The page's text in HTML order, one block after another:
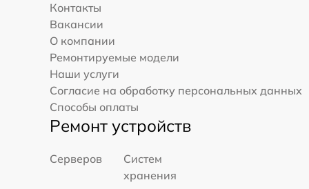
Контакты
Вакансии
О компании
Ремонтируемые модели
Наши услуги
Согласие на обработку персональных данных
Способы оплаты
Ремонт устройств
Серверов
Систем
хранения